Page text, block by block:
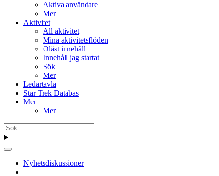
Aktiva användare
Mer
Aktivitet
All aktivitet
Mina aktivitetsflöden
Oläst innehåll
Innehåll jag startat
Sök
Mer
Ledartavla
Star Trek Databas
Mer
Mer
Nyhetsdiskussioner